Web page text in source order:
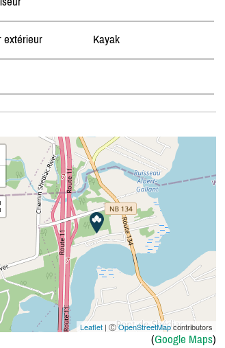
extérieur Kayak
Leaflet| ⒸOpenStreetMapcontributors
(Google Maps)